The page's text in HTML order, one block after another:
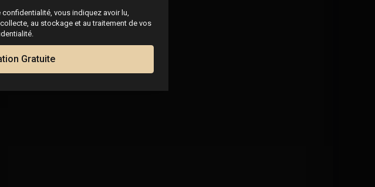
vous indiquez avoir lu,
au stockage et au traitement de vos
Gratuite